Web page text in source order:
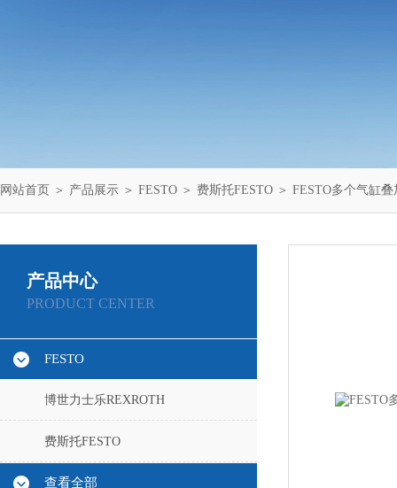
网站首页 ＞ 产品展示 ＞ FESTO ＞ 费斯托FESTO ＞ FESTO多个气缸
产品中心
PRODUCT CENTER
FESTO
博世力士乐REXROTH
费斯托FESTO
查看全部